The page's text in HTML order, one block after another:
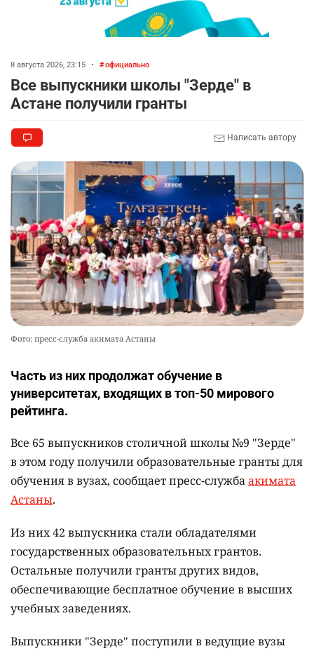
8 августа 2026, 23:15 • официально
Все выпускники школы "Зерде" в
Астане получили гранты
Написать автору
Фото: пресс-служба акимата Астаны
Часть из них продолжат обучение в
университетах, входящих в топ-50 мирового
рейтинга.
Все 65 выпускников столичной школы №9 "Зерде"
в этом году получили образовательные гранты для
обучения в вузах, сообщает пресс-службаакимата
Астаны.
Из них 42 выпускника стали обладателями
государственных образовательных грантов.
Остальные получили гранты других видов,
обеспечивающие бесплатное обучение в высших
учебных заведениях.
Выпускники "Зерде" поступили в ведущие вузы